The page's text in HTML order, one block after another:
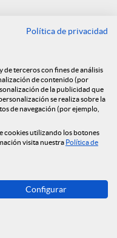
Política de privacidad
de terceros con fines de análisis
de contenido (por
de la publicidad que
se realiza sobre la
de navegación (por ejemplo,
cookies utilizando los botones
visita nuestra Política de
Configurar